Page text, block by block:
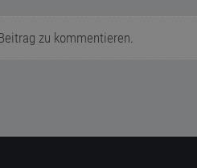
zu kommentieren.